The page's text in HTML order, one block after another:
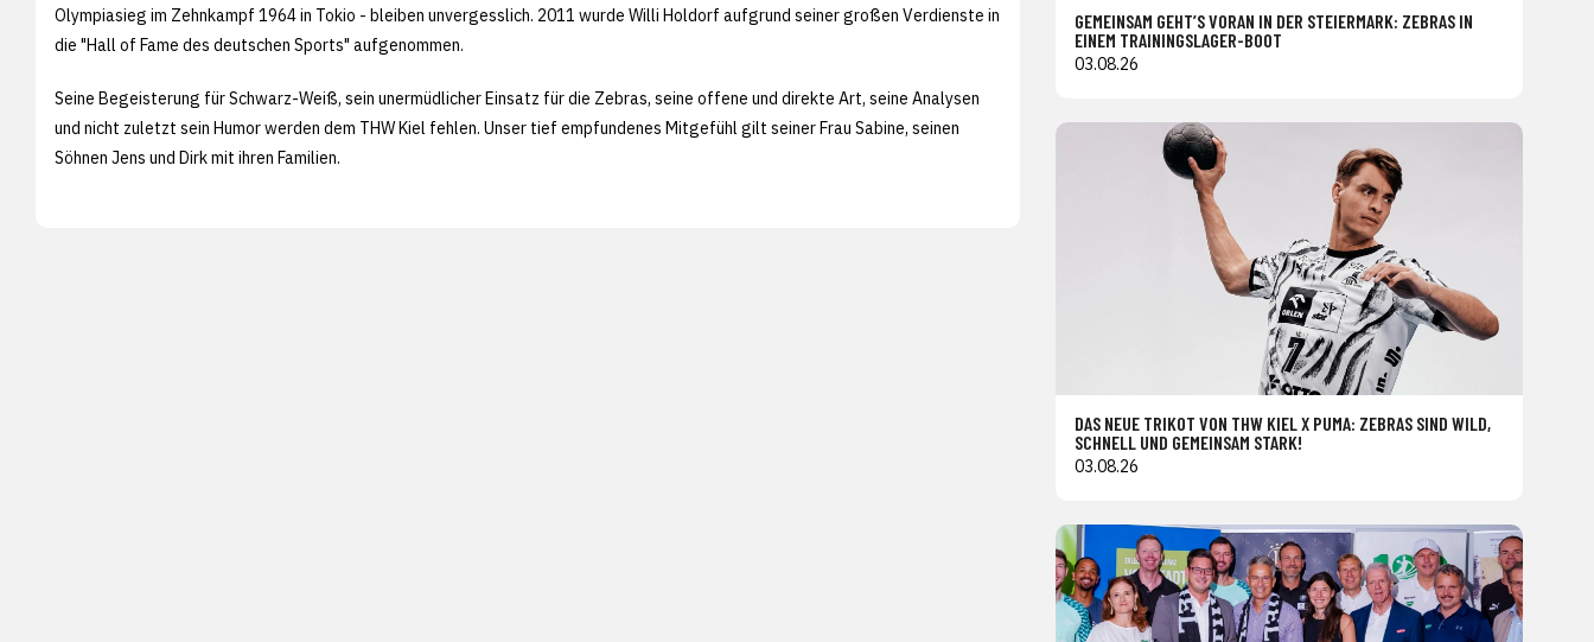
Olympiasieg im Zehnkampf 1964 in Tokio - bleiben unvergesslich. 2011 wurde Willi Holdorf aufgrund seiner großen Verdienste in
die "Hall of Fame des deutschen Sports" aufgenommen.
Seine Begeisterung für Schwarz-Weiß, sein unermüdlicher Einsatz für die Zebras, seine offene und direkte Art, seine Analysen
und nicht zuletzt sein Humor werden dem THW Kiel fehlen. Unser tief empfundenes Mitgefühl gilt seiner Frau Sabine, seinen
Söhnen Jens und Dirk mit ihren Familien.
GEMEINSAM GEHT’S VORAN IN DER STEIERMARK: ZEBRAS IN
EINEM TRAININGSLAGER-BOOT
03.08.26
DAS NEUE TRIKOT VON THW KIEL X PUMA: ZEBRAS SIND WILD,
SCHNELL UND GEMEINSAM STARK!
03.08.26